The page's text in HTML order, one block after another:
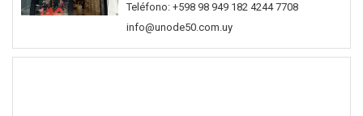
Teléfono: +598 98 949 182 4244 7708
info@unode50.com.uy